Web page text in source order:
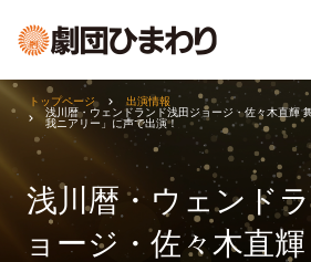
浅川暦・ウェンド
ョージ・佐々木直
トップページ
出演情報
浅川暦・ウェンドランド浅田ジョージ・佐々木直輝
我ニアリー」に声で出演！